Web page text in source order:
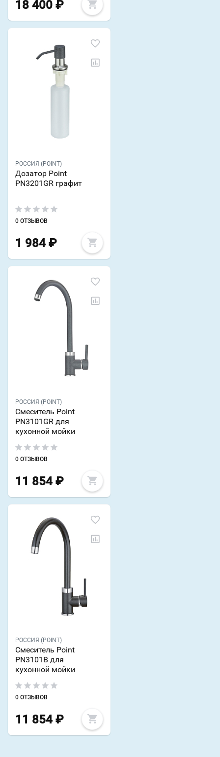
18 400 ₽
РОССИЯ (POINT)
Дозатор Point
PN3201GR графит
0 ОТЗЫВОВ
1 984 ₽
РОССИЯ (POINT)
Смеситель Point
PN3101GR для
кухонной мойки
0 ОТЗЫВОВ
11 854 ₽
РОССИЯ (POINT)
Смеситель Point
PN3101B для
кухонной мойки
0 ОТЗЫВОВ
11 854 ₽